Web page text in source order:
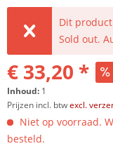
Dit
Sold out.
€ 33,20 *
Inhoud: 1
Prijzen incl. btwexcl.
Niet op voorraad.
besteld.